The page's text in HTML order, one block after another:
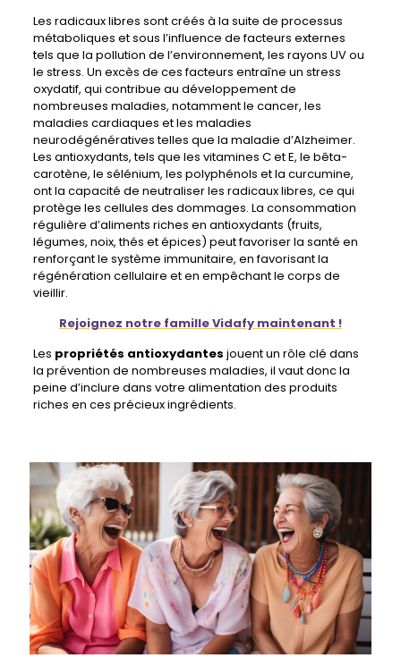
Les radicaux libres sont créés à la suite de processus
métaboliques et sous l’influence de facteurs externes
tels que la pollution de l’environnement, les rayons UV ou
le stress. Un excès de ces facteurs entraîne un stress
oxydatif, qui contribue au développement de
nombreuses maladies, notamment le cancer, les
maladies cardiaques et les maladies
neurodégénératives telles que la maladie d’Alzheimer.
Les antioxydants, tels que les vitamines C et E, le bêta-
carotène, le sélénium, les polyphénols et la curcumine,
ont la capacité de neutraliser les radicaux libres, ce qui
protège les cellules des dommages. La consommation
régulière d’aliments riches en antioxydants (fruits,
légumes, noix, thés et épices) peut favoriser la santé en
renforçant le système immunitaire, en favorisant la
régénération cellulaire et en empêchant le corps de
vieillir.
Rejoignez notre famille Vidafy maintenant !
Les propriétés antioxydantes jouent un rôle clé dans
la prévention de nombreuses maladies, il vaut donc la
peine d’inclure dans votre alimentation des produits
riches en ces précieux ingrédients.